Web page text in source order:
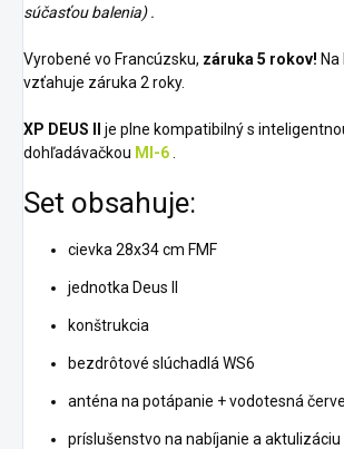
súčasťou balenia) .
Vyrobené vo Francúzsku, záruka 5 rokov! Na
vzťahuje záruka 2 roky.
XP DEUS II je plne kompatibilný s
dohľadávačkou MI-6
Set obsahuje:
cievka 28x34 cm FMF
jednotka Deus II
konštrukcia
bezdrôtové slúchadlá WS6
anténa na potápanie + vodotesná
príslušenstvo na nabíjanie a